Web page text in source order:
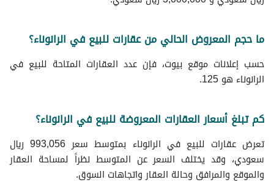
ما حجم المعروض الحالي من عقارات للبيع في الرانوناء؟
حسب إعلانات موقع بيوت، فإن عدد العقارات المتاحة للبيع في
الرانوناء هو 125.
كم تبلغ أسعار العقارات المعروضة للبيع في الرانوناء؟
تعرض عقارات للبيع في الرانوناء بمتوسط سعر 993,056 ريال
سعودي، وقد يختلف السعر عن المتوسط نظراً لمساحة العقار
والموقع والمرافق وحالة العقار واتجاهات السوق.